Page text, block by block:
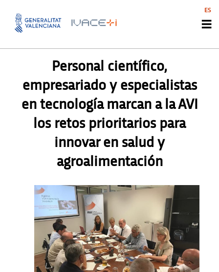
PRENSA
Personal científico,
empresariado y especialistas
en tecnología marcan a la AVI
los retos prioritarios para
innovar en salud y
agroalimentación
ES